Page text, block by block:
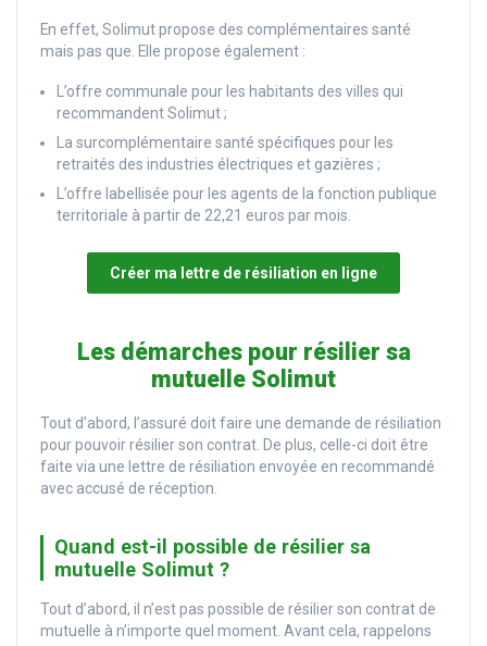
En effet, Solimut propose des complémentaires santé
mais pas que. Elle propose également :
L’offre communale pour les habitants des villes qui
recommandent Solimut ;
La surcomplémentaire santé spécifiques pour les
retraités des industries électriques et gazières ;
L’offre labellisée pour les agents de la fonction publique
territoriale à partir de 22,21 euros par mois.
Créer ma lettre de résiliation en ligne
Les démarches pour résilier sa
mutuelle Solimut
Tout d’abord, l’assuré doit faire une demande de résiliation
pour pouvoir résilier son contrat. De plus, celle-ci doit être
faite via une lettre de résiliation envoyée en recommandé
avec accusé de réception.
Quand est-il possible de résilier sa
mutuelle Solimut ?
Tout d’abord, il n’est pas possible de résilier son contrat de
mutuelle à n’importe quel moment. Avant cela, rappelons